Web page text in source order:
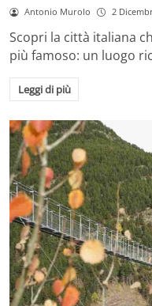
Antonio Murolo 2
Scopri la città italiana
più famoso: un luogo
Leggi di più